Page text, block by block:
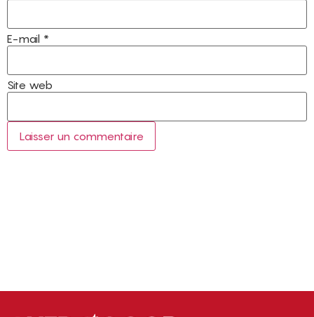
E-mail *
Site web